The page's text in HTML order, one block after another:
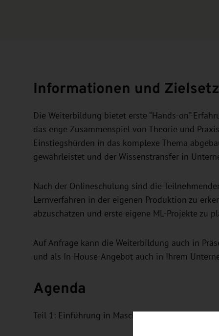
Informationen und
Die Weiterbildung bietet erste “Hands-on”-
das enge Zusammenspiel von Theorie und
Einstiegshürden in das komplexe Thema
gewährleistet und der Wissenstransfer in
Nach der Onlineschulung sind die
Lernverfahren in der eigenen Produktion zu
abzuschätzen und erste eigene ML-Projekte zu
Auf Anfrage kann die Weiterbildung auch in
und als In-House-Angebot auch in Ihrem
Agenda
Teil 1: Einführung in Maschinelles Lernen für